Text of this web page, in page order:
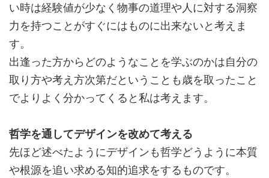
い時は経験値が少なく物事の道理や人に対する洞察
力を持つことがすぐにはものに出来ないと考えま
す。
出逢った方からどのようなことを学ぶのかは自分の
取り方や考え方次第だということも歳を取ったこと
でよりよく分かってくると私は考えます。
哲学を通してデザインを改めて考える
先ほど述べたようにデザインも哲学どうように本質
や根源を追い求める知的追求をするものです。